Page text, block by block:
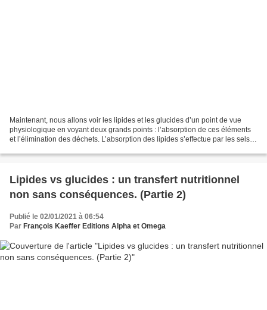
Maintenant, nous allons voir les lipides et les glucides d’un point de vue
physiologique en voyant deux grands points : l’absorption de ces éléments
et l’élimination des déchets. L’absorption des lipides s’effectue par les sels
Lipides vs glucides : un transfert nutritionnel
non sans conséquences. (Partie 2)
Publié le 02/01/2021 à 06:54
Par François Kaeffer Editions Alpha et Omega